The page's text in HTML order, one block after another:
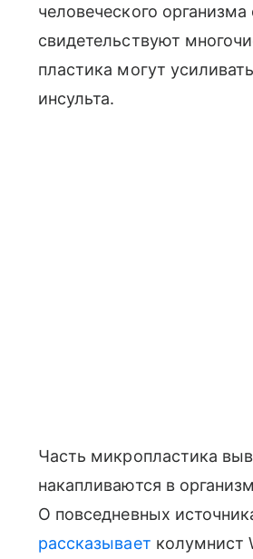
человеческого
свидетельствуют
пластика могут
инсульта.
Часть микропластика
накапливаются в
О повседневных
рассказывает колумнист